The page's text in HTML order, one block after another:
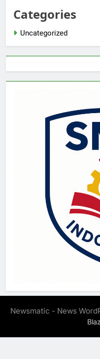
Categories
Uncategorized
Newsmatic - News